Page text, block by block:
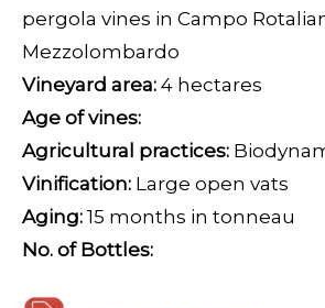
pergola vines in Campo
Mezzolombardo
Vineyard area: 4 hectares
Age of vines:
Agricultural practices:
Vinification: Large open vats
Aging: 15 months in tonneau
No. of Bottles: